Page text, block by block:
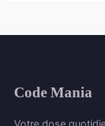
Code Mania